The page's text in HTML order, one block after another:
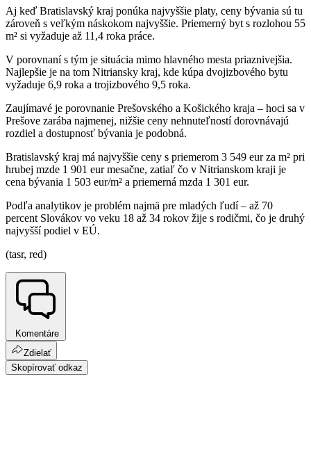
Aj keď Bratislavský kraj ponúka najvyššie platy, ceny bývania sú tu
zároveň s veľkým náskokom najvyššie. Priemerný byt s rozlohou 55
m² si vyžaduje až 11,4 roka práce.
V porovnaní s tým je situácia mimo hlavného mesta priaznivejšia.
Najlepšie je na tom Nitriansky kraj, kde kúpa dvojizbového bytu
vyžaduje 6,9 roka a trojizbového 9,5 roka.
Zaujímavé je porovnanie Prešovského a Košického kraja – hoci sa v
Prešove zarába najmenej, nižšie ceny nehnuteľností dorovnávajú
rozdiel a dostupnosť bývania je podobná.
Bratislavský kraj má najvyššie ceny s priemerom 3 549 eur za m² pri
hrubej mzde 1 901 eur mesačne, zatiaľ čo v Nitrianskom kraji je
cena bývania 1 503 eur/m² a priemerná mzda 1 301 eur.
Podľa analytikov je problém najmä pre mladých ľudí – až 70
percent Slovákov vo veku 18 až 34 rokov žije s rodičmi, čo je druhý
najvyšší podiel v EÚ.
(tasr, red)
Komentáre
Zdielať
Skopírovať odkaz